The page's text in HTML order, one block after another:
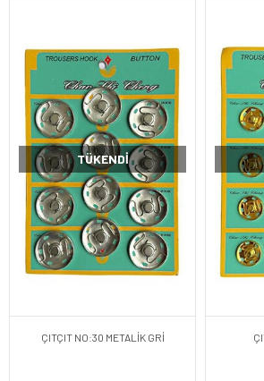
TÜKENDI
ÇITÇIT NO:30 METALİK GRİ